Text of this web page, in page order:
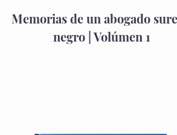
Memorias de un abogado
negro | Volúmen 1